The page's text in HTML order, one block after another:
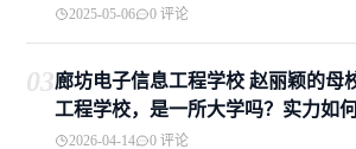
2025-05-06 0 评论
03廊坊电子信息工程学校 赵丽颖的母
工程学校，是一所大学吗？实力如
2026-04-14 0 评论